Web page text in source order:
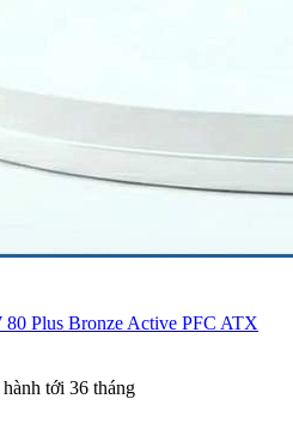
Plus Bronze Active PFC ATX
tới 36 tháng